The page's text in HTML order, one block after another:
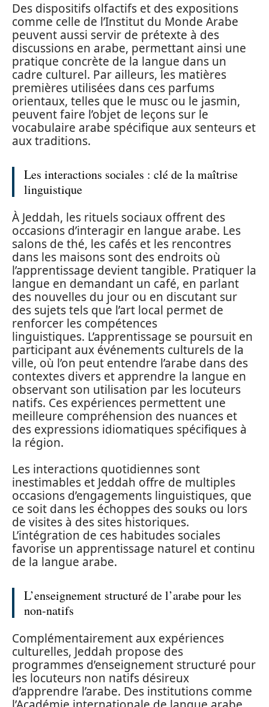
Des dispositifs olfactifs et des expositions
comme celle de l’Institut du Monde Arabe
peuvent aussi servir de prétexte à des
discussions en arabe, permettant ainsi une
pratique concrète de la langue dans un
cadre culturel. Par ailleurs, les matières
premières utilisées dans ces parfums
orientaux, telles que le musc ou le jasmin,
peuvent faire l’objet de leçons sur le
vocabulaire arabe spécifique aux senteurs et
aux traditions.
Les interactions sociales : clé de la maîtrise
linguistique
À Jeddah, les rituels sociaux offrent des
occasions d’interagir en langue arabe. Les
salons de thé, les cafés et les rencontres
dans les maisons sont des endroits où
l’apprentissage devient tangible. Pratiquer la
langue en demandant un café, en parlant
des nouvelles du jour ou en discutant sur
des sujets tels que l’art local permet de
renforcer les compétences
linguistiques. L’apprentissage se poursuit en
participant aux événements culturels de la
ville, où l’on peut entendre l’arabe dans des
contextes divers et apprendre la langue en
observant son utilisation par les locuteurs
natifs. Ces expériences permettent une
meilleure compréhension des nuances et
des expressions idiomatiques spécifiques à
la région.
Les interactions quotidiennes sont
inestimables et Jeddah offre de multiples
occasions d’engagements linguistiques, que
ce soit dans les échoppes des souks ou lors
de visites à des sites historiques.
L’intégration de ces habitudes sociales
favorise un apprentissage naturel et continu
de la langue arabe.
L’enseignement structuré de l’arabe pour les
non-natifs
Complémentairement aux expériences
culturelles, Jeddah propose des
programmes d’enseignement structuré pour
les locuteurs non natifs désireux
d’apprendre l’arabe. Des institutions comme